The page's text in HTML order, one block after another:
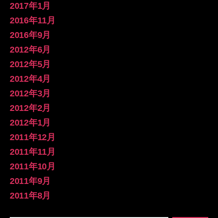
2017年1月
2016年11月
2016年9月
2012年6月
2012年5月
2012年4月
2012年3月
2012年2月
2012年1月
2011年12月
2011年11月
2011年10月
2011年9月
2011年8月